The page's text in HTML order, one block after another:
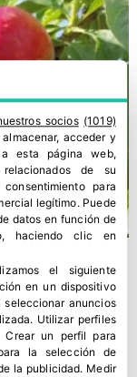
socios (1019)
acceder y
esta página web,
de su
para
legítimo. Puede
datos en función de
haciendo clic en
el siguiente
en un dispositivo
seleccionar anuncios
. Utilizar perfiles
Crear un perfil para
la selección de
la publicidad. Medir